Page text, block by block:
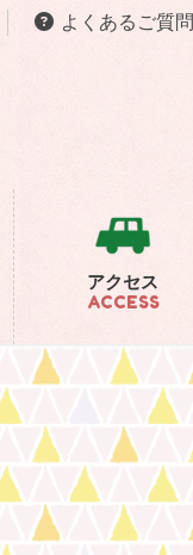
よくあるご質問
アクセス
ACCESS